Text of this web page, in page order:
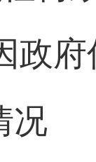
政
况